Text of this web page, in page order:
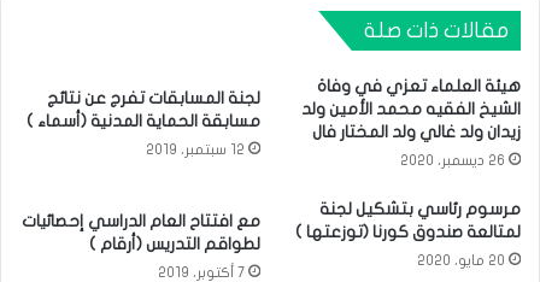
مقالات ذات صلة
هيئة العلماء تعزي في وفاة
الشيخ الفقيه محمد الأمين ولد
زيدان ولد غالي ولد المختار فال
26 ديسمبر، 2020
لجنة المسابقات تفرج عن نتائج
مسابقة الحماية المدنية (أسماء )
12 سبتمبر، 2019
مرسوم رئاسي بتشكيل لجنة
لمتالعة صندوق كورنا (توزعتها )
20 مايو، 2020
مع افتتاح العام الدراسي إحصائيات
لطواقم التدريس (أرقام )
7 أكتوبر، 2019